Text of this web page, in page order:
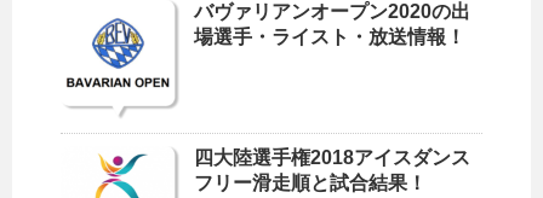
バヴァリアンオープン2020の出
場選手・ライスト・放送情報！
四大陸選手権2018アイスダンス
フリー滑走順と試合結果！